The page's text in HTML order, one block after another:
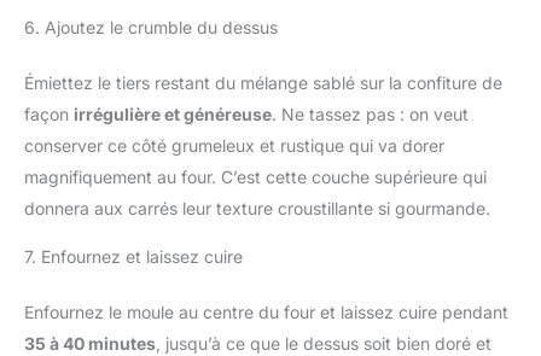
6. Ajoutez le crumble du dessus
Émiettez le tiers restant du mélange sablé sur la confiture de
façon irrégulière et généreuse. Ne tassez pas : on veut
conserver ce côté grumeleux et rustique qui va dorer
magnifiquement au four. C’est cette couche supérieure qui
donnera aux carrés leur texture croustillante si gourmande.
7. Enfournez et laissez cuire
Enfournez le moule au centre du four et laissez cuire pendant
35 à 40 minutes , jusqu’à ce que le dessus soit bien doré et